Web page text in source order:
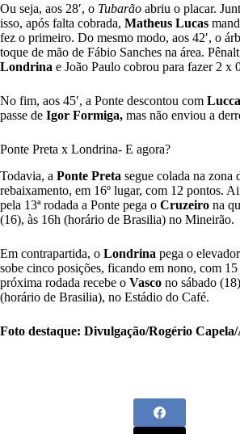
Ou seja, aos 28′, o Tubarão abriu o placar.
isso, após falta cobrada, Matheus Lucas
fez o primeiro. Do mesmo modo, aos 42′, o
toque de mão de Fábio Sanches na área.
Londrina e João Paulo cobrou para fazer 2 x
No fim, aos 45′, a Ponte descontou com
passe de Igor Formiga, mas não enviou a
Ponte Preta x Londrina- E agora?
Todavia, a Ponte Preta segue colada na zona
rebaixamento, em 16º lugar, com 12 pontos.
pela 13ª rodada a Ponte pega o Cruzeiro na
(16), às 16h (horário de Brasilia) no Mineirão.
Em contrapartida, o Londrina pega o
sobe cinco posições, ficando em nono, com
próxima rodada recebe o Vasco no sábado
(horário de Brasilia), no Estádio do Café.
Foto destaque: Divulgação/Rogério